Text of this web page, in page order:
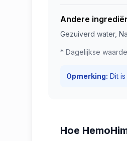
Andere
Gezuiverd water,
* Dagelijkse
Opmerking: Dit
Hoe